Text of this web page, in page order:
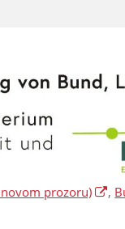
prozoru) ,